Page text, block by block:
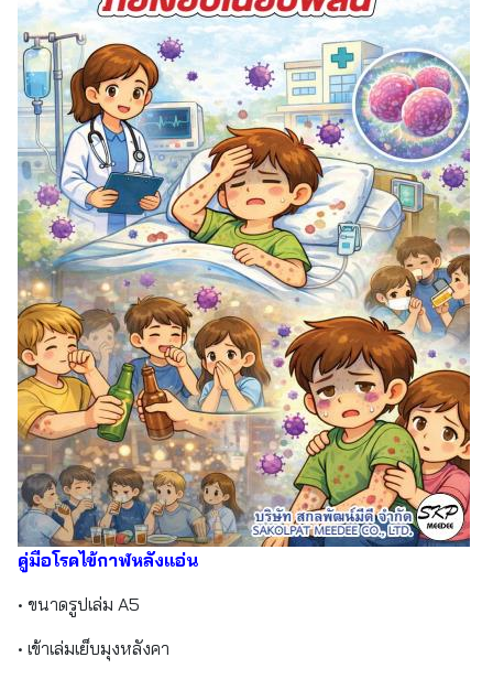
คู่มือโรคไข้กาฬหลังแอ่น
• ขนาดรูปเล่ม A5
• เข้าเล่มเย็บมุงหลังคา